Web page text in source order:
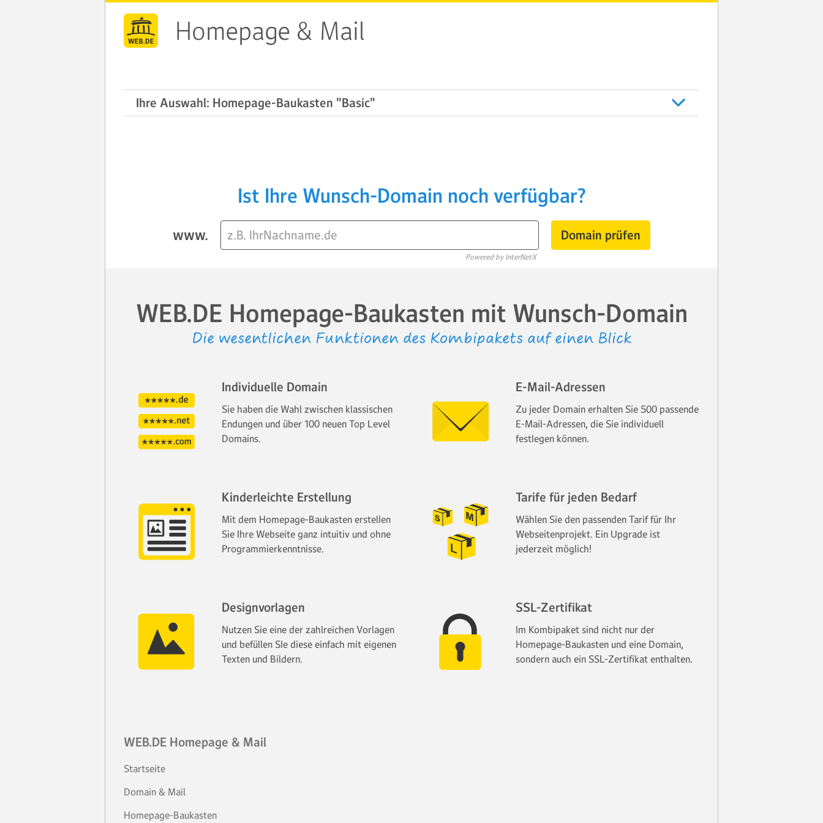
Homepage & Mail
Ihre Auswahl: Homepage-Baukasten "Basic"
Ist Ihre Wunsch-Domain noch verfügbar?
www.
Powered by InterNetX
Domain prüfen
WEB.DE Homepage-Baukasten mit Wunsch-Domain
Die wesentlichen Funktionen des Kombipakets auf einen Blick
Individuelle Domain
Sie haben die Wahl zwischen klassischen
Endungen und über 100 neuen Top Level
Domains.
E-Mail-Adressen
Zu jeder Domain erhalten Sie 500 passende
E-Mail-Adressen, die Sie individuell
festlegen können.
Kinderleichte Erstellung
Mit dem Homepage-Baukasten erstellen
Sie Ihre Webseite ganz intuitiv und ohne
Programmierkenntnisse.
Tarife für jeden Bedarf
Wählen Sie den passenden Tarif für Ihr
Webseitenprojekt. Ein Upgrade ist
jederzeit möglich!
Designvorlagen
Nutzen Sie eine der zahlreichen Vorlagen
und befüllen SIe diese einfach mit eigenen
Texten und Bildern.
SSL-Zertifikat
Im Kombipaket sind nicht nur der
Homepage-Baukasten und eine Domain,
sondern auch ein SSL-Zertifikat enthalten.
WEB.DE Homepage & Mail
Startseite
Domain & Mail
Homepage-Baukasten